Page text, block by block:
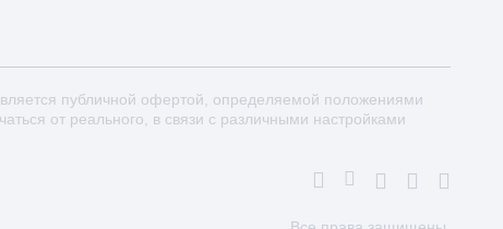
публичной офертой, определяемой положениями
от реального, в связи с различными настройками